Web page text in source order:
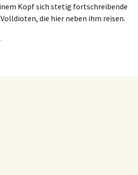
Kopf sich stetig fortschreibende
die hier neben ihm reisen.